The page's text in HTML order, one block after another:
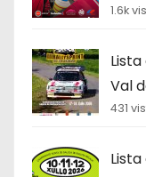
1.6k
Val
431